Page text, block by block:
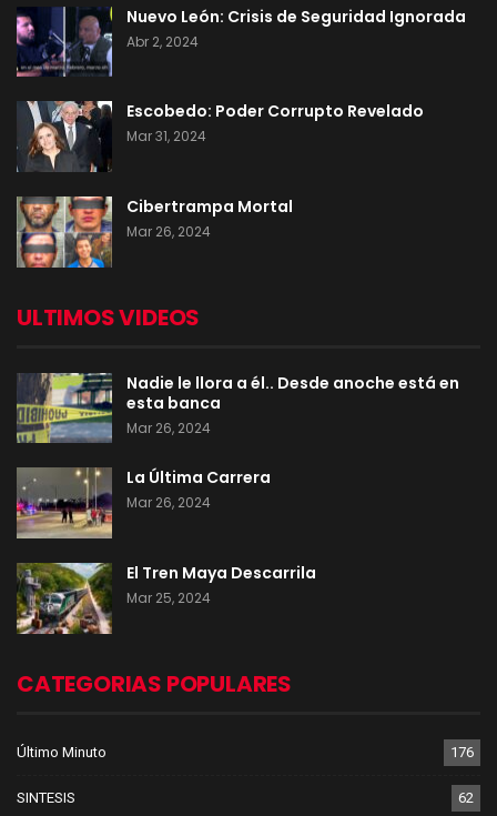
Nuevo León: Crisis de Seguridad Ignorada
Abr 2, 2024
Escobedo: Poder Corrupto Revelado
Mar 31, 2024
Cibertrampa Mortal
Mar 26, 2024
ULTIMOS VIDEOS
Nadie le llora a él.. Desde anoche está en
esta banca
Mar 26, 2024
La Última Carrera
Mar 26, 2024
El Tren Maya Descarrila
Mar 25, 2024
CATEGORIAS POPULARES
Último Minuto 176
SINTESIS 62